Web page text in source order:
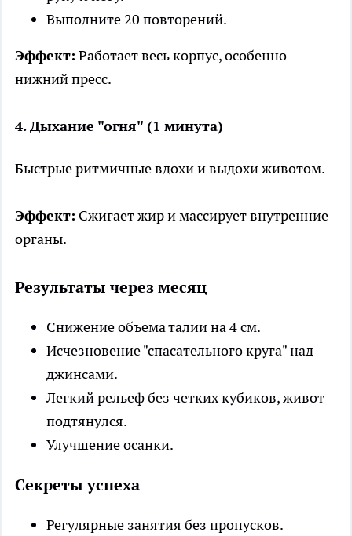
Выполните 20 повторений.
Эффект: Работает весь корпус, особенно
нижний пресс.
4. Дыхание "огня" (1 минута)
Быстрые ритмичные вдохи и выдохи животом.
Эффект: Сжигает жир и массирует внутренние
органы.
Результаты через месяц
Снижение объема талии на 4 см.
Исчезновение "спасательного круга" над
джинсами.
Легкий рельеф без четких кубиков, живот
подтянулся.
Улучшение осанки.
Секреты успеха
Регулярные занятия без пропусков.